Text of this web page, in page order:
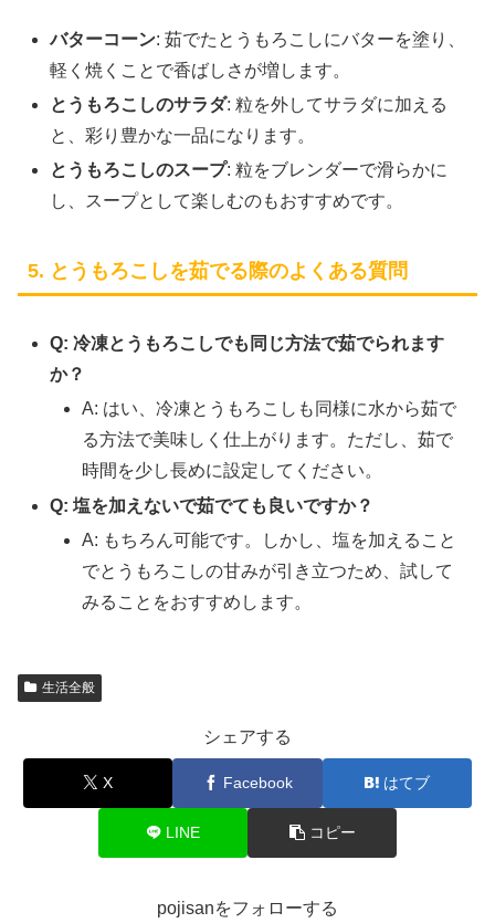
バターコーン: 茹でたとうもろこしにバターを塗り、
軽く焼くことで香ばしさが増します。
とうもろこしのサラダ: 粒を外してサラダに加える
と、彩り豊かな一品になります。
とうもろこしのスープ: 粒をブレンダーで滑らかに
し、スープとして楽しむのもおすすめです。
5. とうもろこしを茹でる際のよくある質問
Q: 冷凍とうもろこしでも同じ方法で茹でられます
か？
A: はい、冷凍とうもろこしも同様に水から茹で
る方法で美味しく仕上がります。ただし、茹で
時間を少し長めに設定してください。
Q: 塩を加えないで茹でても良いですか？
A: もちろん可能です。しかし、塩を加えること
でとうもろこしの甘みが引き立つため、試して
みることをおすすめします。
生活全般
シェアする
X Facebook はてブ
LINE コピー
pojisanをフォローする